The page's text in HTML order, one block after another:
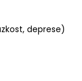
deprese)